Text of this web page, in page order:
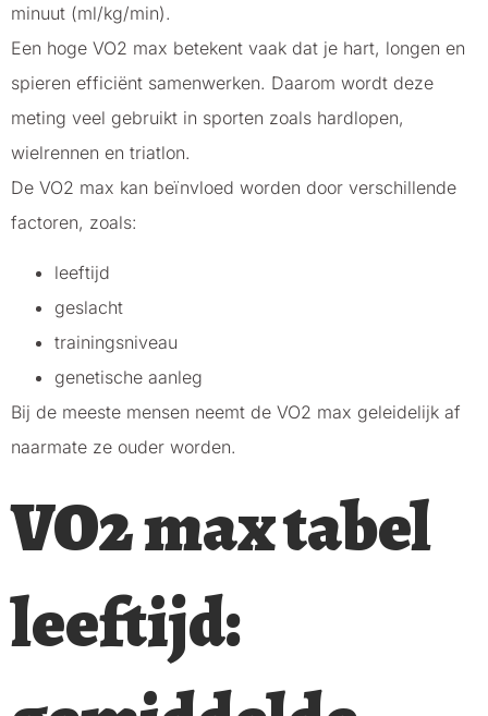
minuut (ml/kg/min).
Een hoge VO2 max betekent vaak dat je hart, longen en
spieren efficiënt samenwerken. Daarom wordt deze
meting veel gebruikt in sporten zoals hardlopen,
wielrennen en triatlon.
De VO2 max kan beïnvloed worden door verschillende
factoren, zoals:
leeftijd
geslacht
trainingsniveau
genetische aanleg
Bij de meeste mensen neemt de VO2 max geleidelijk af
naarmate ze ouder worden.
VO2 max tabel
leeftijd: